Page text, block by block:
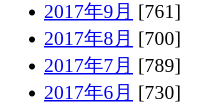
2017年9月 [761]
2017年8月 [700]
2017年7月 [789]
2017年6月 [730]